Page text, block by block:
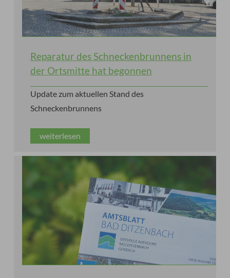
Reparatur des Schneckenbrunnens in
der Ortsmitte hat begonnen
Update zum aktuellen Stand des
Schneckenbrunnens
weiterlesen